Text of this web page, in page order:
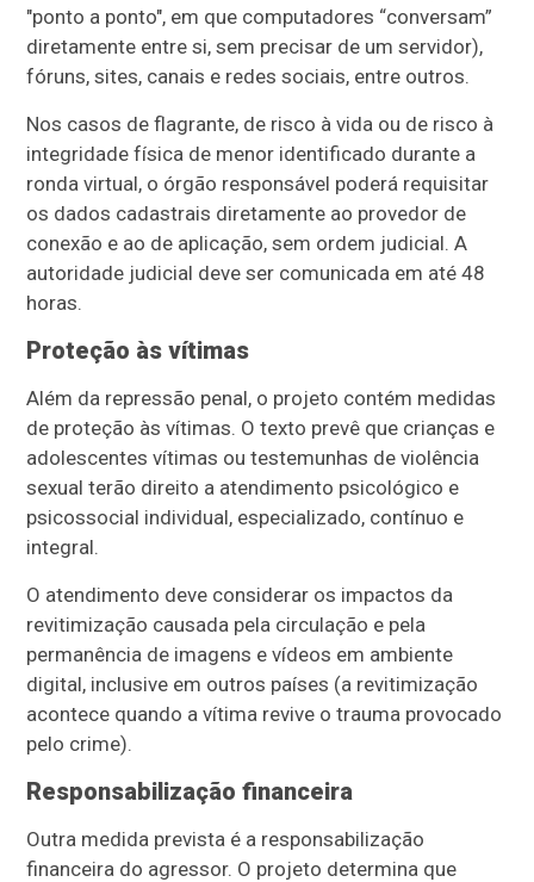
"ponto a ponto", em que computadores “conversam”
diretamente entre si, sem precisar de um servidor),
fóruns, sites, canais e redes sociais, entre outros.
Nos casos de flagrante, de risco à vida ou de risco à
integridade física de menor identificado durante a
ronda virtual, o órgão responsável poderá requisitar
os dados cadastrais diretamente ao provedor de
conexão e ao de aplicação, sem ordem judicial. A
autoridade judicial deve ser comunicada em até 48
horas.
Proteção às vítimas
Além da repressão penal, o projeto contém medidas
de proteção às vítimas. O texto prevê que crianças e
adolescentes vítimas ou testemunhas de violência
sexual terão direito a atendimento psicológico e
psicossocial individual, especializado, contínuo e
integral.
O atendimento deve considerar os impactos da
revitimização causada pela circulação e pela
permanência de imagens e vídeos em ambiente
digital, inclusive em outros países (a revitimização
acontece quando a vítima revive o trauma provocado
pelo crime).
Responsabilização financeira
Outra medida prevista é a responsabilização
financeira do agressor. O projeto determina que